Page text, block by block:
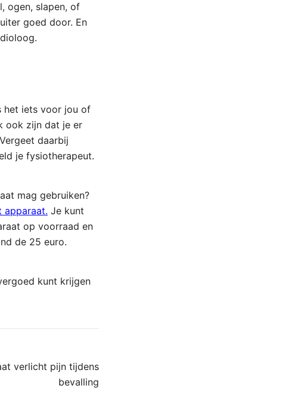
ogen, slapen, of
goed door. En
het iets voor jou of
ook zijn dat je er
daarbij
je fysiotherapeut.
mag gebruiken?
apparaat. Je kunt
op voorraad en
de 25 euro.
kunt krijgen
verlicht pijn tijdens
bevalling